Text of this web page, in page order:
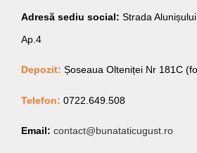
Adresă sediu social: Strada
Ap.4
Depozit: Șoseaua Olteniței Nr 181C
Telefon: 0722.649.508
Email: contact@bunataticugust.ro